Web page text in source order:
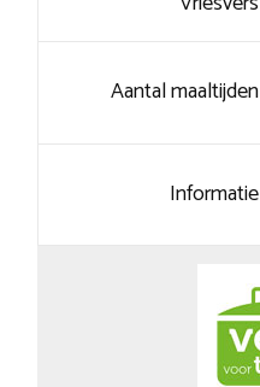
Aantal maaltijden
Informatie